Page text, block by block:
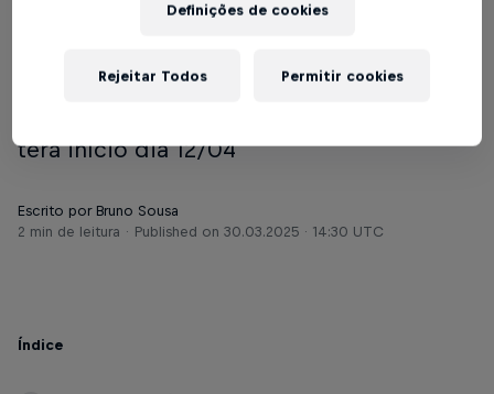
Cup Sub-15
Massa Bruta concentra sua atenções na
terá início dia 12/04
Escrito por Bruno Sousa
2 min de leitura
Published on 30.03.2025 · 14:30 UTC
Índice
Definições de cookies
Rejeitar Todos Permitir cookies